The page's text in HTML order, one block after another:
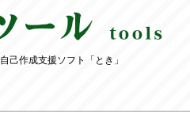
自己作成支援ソフト「とき」